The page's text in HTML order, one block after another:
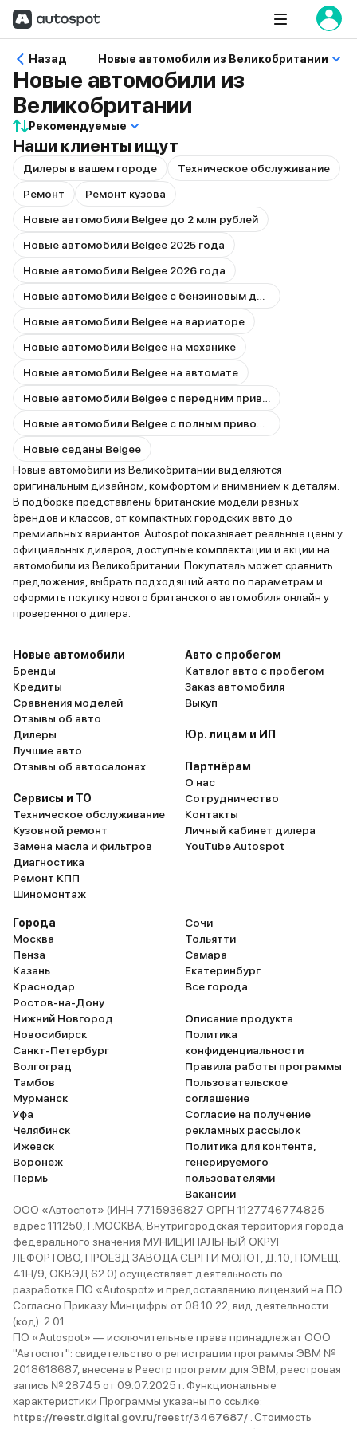
Назад Новые автомобили из Великобритании
Новые автомобили из
Великобритании
Рекомендуемые
Наши клиенты ищут
Дилеры в вашем городе
Техническое обслуживание
Ремонт
Ремонт кузова
Новые автомобили Belgee до 2 млн рублей
Новые автомобили Belgee 2025 года
Новые автомобили Belgee 2026 года
Новые автомобили Belgee на вариаторе
Новые автомобили Belgee на механике
Новые автомобили Belgee на автомате
Новые седаны Belgee
Новые автомобили из Великобритании выделяются
оригинальным дизайном, комфортом и вниманием к деталям.
В подборке представлены британские модели разных
брендов и классов, от компактных городских авто до
премиальных вариантов. Autospot показывает реальные цены у
официальных дилеров, доступные комплектации и акции на
автомобили из Великобритании. Покупатель может сравнить
предложения, выбрать подходящий авто по параметрам и
оформить покупку нового британского автомобиля онлайн у
проверенного дилера.
Новые автомобили
Бренды
Кредиты
Сравнения моделей
Отзывы об авто
Дилеры
Лучшие авто
Отзывы об автосалонах
Сервисы и ТО
Техническое обслуживание
Кузовной ремонт
Замена масла и фильтров
Диагностика
Ремонт КПП
Шиномонтаж
Авто с пробегом
Каталог авто с пробегом
Заказ автомобиля
Выкуп
Юр. лицам и ИП
Партнёрам
О нас
Сотрудничество
Контакты
Личный кабинет дилера
YouTube Autospot
Города
Москва
Пенза
Казань
Краснодар
Ростов-на-Дону
Нижний Новгород
Новосибирск
Санкт-Петербург
Волгоград
Тамбов
Мурманск
Уфа
Челябинск
Ижевск
Воронеж
Пермь
Сочи
Тольятти
Самара
Екатеринбург
Все города
Описание продукта
Политика
конфиденциальности
Правила работы программы
Пользовательское
соглашение
Согласие на получение
рекламных рассылок
Политика для контента,
генерируемого
пользователями
Вакансии
ООО «Автоспот» (ИНН 7715936827 ОРГН 1127746774825
адрес 111250, Г.МОСКВА, Внутригородская территория города
федерального значения МУНИЦИПАЛЬНЫЙ ОКРУГ
ЛЕФОРТОВО, ПРОЕЗД ЗАВОДА СЕРП И МОЛОТ, Д. 10, ПОМЕЩ.
41Н/9, ОКВЭД 62.0) осуществляет деятельность по
разработке ПО «Autospot» и предоставлению лицензий на ПО.
Согласно Приказу Минцифры от 08.10.22, вид деятельности
(код): 2.01.
ПО «Autospot» — исключительные права принадлежат ООО
"Автоспот": свидетельство о регистрации программы ЭВМ №
2018618687, внесена в Реестр программ для ЭВМ, реестровая
запись № 28745 от 09.07.2025 г. Функциональные
характеристики Программы указаны по ссылке:
https://reestr.digital.gov.ru/reestr/3467687/ . Стоимость